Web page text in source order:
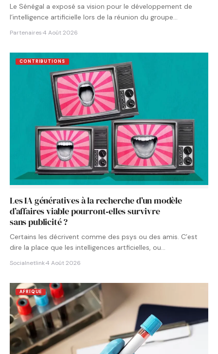
Le Sénégal a exposé sa vision pour le développement de
l’intelligence artificielle lors de la réunion du groupe…
Partenaires·4 Août 2026
CONTRIBUTIONS
Les IA génératives à la recherche d’un modèle
d’affaires viable pourront‑elles survivre
sans publicité ?
Certains les décrivent comme des psys ou des amis. C’est
dire la place que les intelligences artficielles, ou…
Socialnetlink·4 Août 2026
AFRIQUE